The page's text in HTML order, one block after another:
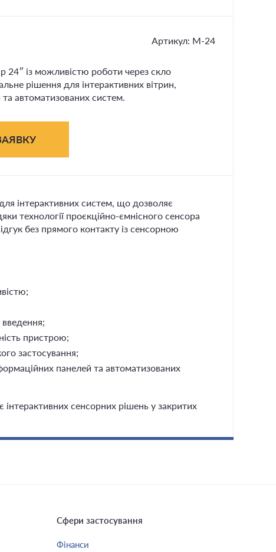
Артикул: М-24
24″ із можливістю роботи через скло
рішення для інтерактивних вітрин,
автоматизованих систем.
інтерактивних систем, що дозволяє
технології проєкційно-ємнісного сенсора
без прямого контакту із сенсорною
пристрою;
застосування;
панелей та автоматизованих
сенсорних рішень у закритих
Сфери застосування
Фінанси